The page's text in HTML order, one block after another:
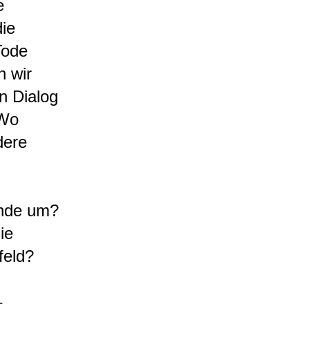
wir
Dialog
um?